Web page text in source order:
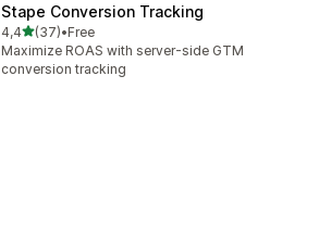
Stape Conversion Tracking
4,4de 5 estrelas
(37)
37 total de avaliações
•Free
Maximize ROAS with server-side GTM
conversion tracking